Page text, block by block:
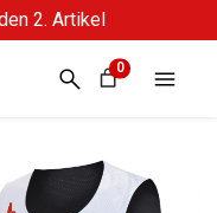
2. Artikel
0